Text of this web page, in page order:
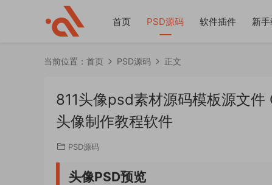
首页 PSD源码 软件插件 新
当前位置： 首页 PSD源码 正文
811头像psd素材源码模板源文
头像制作教程软件
PSD源码
头像PSD预览